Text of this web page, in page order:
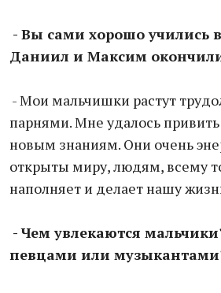
- Вы сами хорошо учились
Даниил и Максим
- Мои мальчишки растут
парнями. Мне удалось
новым знаниям. Они очень
открыты миру, людям, всему
наполняет и делает нашу
- Чем увлекаются
певцами или